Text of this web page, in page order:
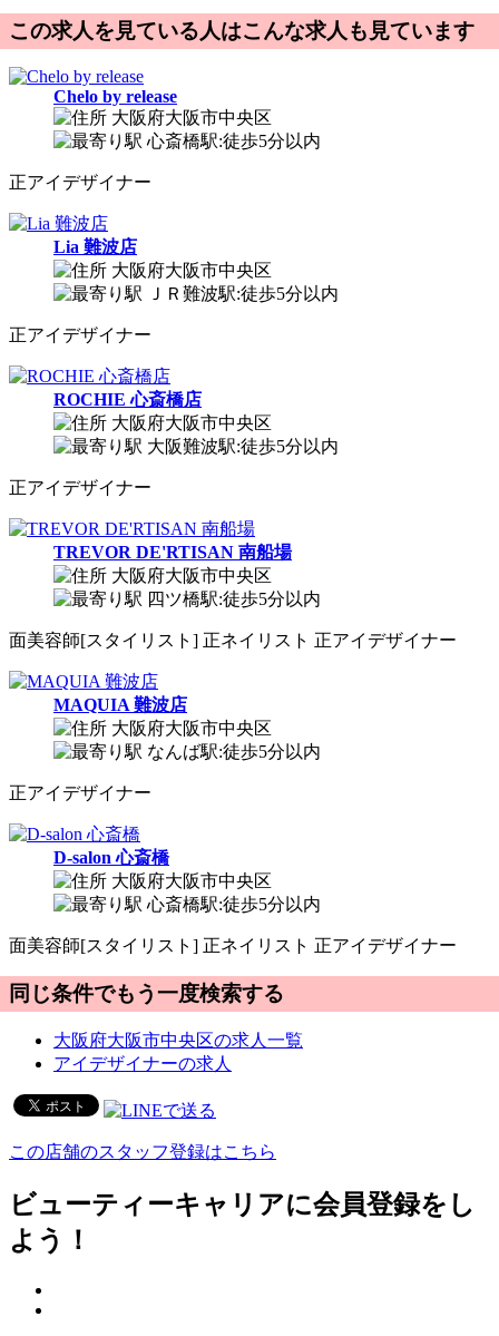
この求人を見ている人はこんな求人も見ています
Chelo by release
大阪府大阪市中央区
心斎橋駅:徒歩5分以内
正アイデザイナー
Lia 難波店
大阪府大阪市中央区
ＪＲ難波駅:徒歩5分以内
正アイデザイナー
ROCHIE 心斎橋店
大阪府大阪市中央区
大阪難波駅:徒歩5分以内
正アイデザイナー
TREVOR DE'RTISAN 南船場
大阪府大阪市中央区
四ツ橋駅:徒歩5分以内
面美容師[スタイリスト] 正ネイリスト 正アイデザイナー
MAQUIA 難波店
大阪府大阪市中央区
なんば駅:徒歩5分以内
正アイデザイナー
D-salon 心斎橋
大阪府大阪市中央区
心斎橋駅:徒歩5分以内
面美容師[スタイリスト] 正ネイリスト 正アイデザイナー
同じ条件でもう一度検索する
大阪府大阪市中央区の求人一覧
アイデザイナーの求人
この店舗のスタッフ登録はこちら
ビューティーキャリアに会員登録をし
よう！